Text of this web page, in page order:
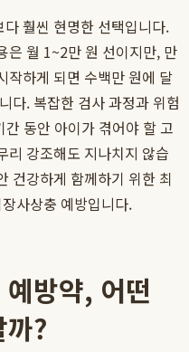
훨씬 현명한 선택입니다.
은 월 1~2만 원 선이지만, 만
작하게 되면 수백만 원에 달
다. 복잡한 검사 과정과 위험
동안 아이가 겪어야 할 고
리 강조해도 지나치지 않습
건강하게 함께하기 위한 최
사상충 예방입니다.
방약, 어떤
?